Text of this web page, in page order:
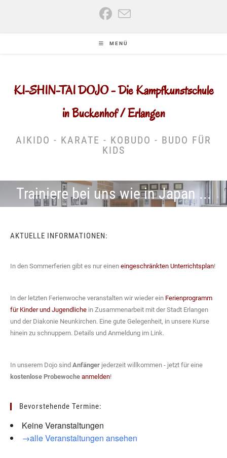
MENÜ
KI-SHIN-TAI DOJO - Die Kampfkunstschule
in Buckenhof / Erlangen
AIKIDO - KARATE - KOBUDO - BUDO FÜR
KIDS
Trainiere bei uns wie in Japan ...
AKTUELLE INFORMATIONEN:
In den Sommerferien gibt es nur einen eingeschränkten Unterrichtsplan!
In der letzten Ferienwoche veranstalten wir wieder ein Ferienprogramm
für Kinder und Jugendliche in Zusammenarbeit mit der Stadt Erlangen
und der Diakonie Neunkirchen. Eine gute Gelegenheit, in unsere Kurse
hinein zu schnuppern. Details und Anmeldung im Link.
In unserem Dojo sind Anfänger jederzeit willkommen - jetzt für eine
kostenlose Probewoche anmelden!
Bevorstehende Termine:
Keine Veranstaltungen
→alle Veranstaltungen ansehen